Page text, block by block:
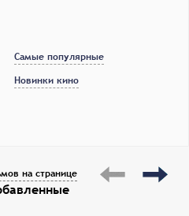
Самые популярные
Новинки кино
на странице